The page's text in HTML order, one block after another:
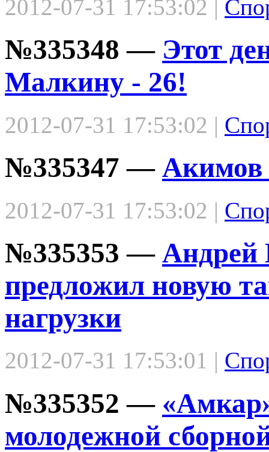
2012-07-31 17:53:02 |
№335348 — Этот
Малкину - 26!
2012-07-31 17:53:02 |
№335347 — Акимов
2012-07-31 17:53:02 |
№335353 — Андрей
предложил новую
нагрузки
2012-07-31 17:53:01 |
№335352 —
молодежной